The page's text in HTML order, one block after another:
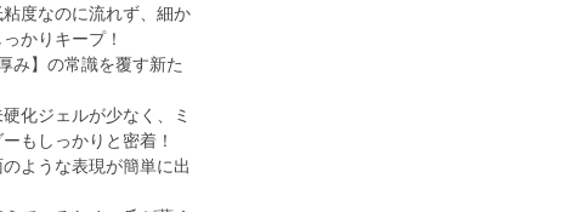
度なのに流れず、細か
かりキープ！
み】の常識を覆す新た
化ジェルが少なく、ミ
もしっかりと密着！
ような表現が簡単に出